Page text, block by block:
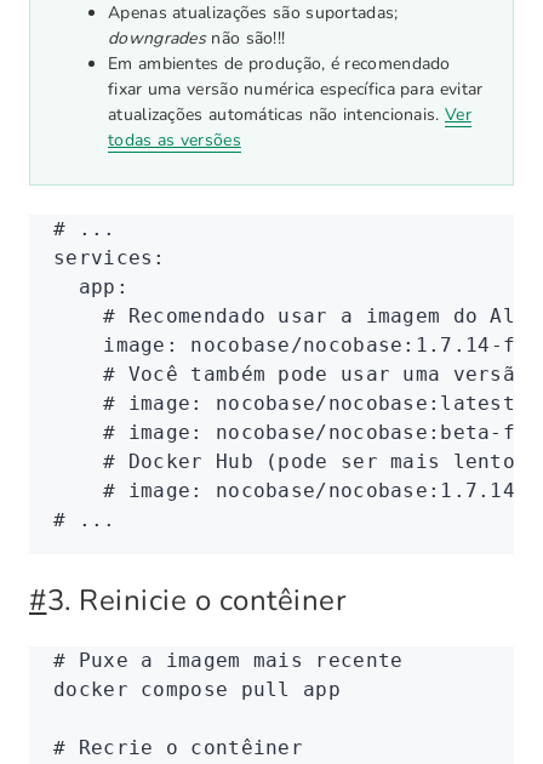
Apenas atualizações são suportadas;
downgradesnão são!!!
Em ambientes de produção, é recomendado
fixar uma versão numérica específica para evitar
atualizações automáticas não intencionais. Ver
todas as versões
# ...
services :
  app
:
# Recomendado usar a imagem do
    image
:
nocobase/nocobase:1.7.14-
# Você também pode usar uma versão
# image: nocobase/nocobase:latest-
# image: nocobase/nocobase:beta-
# Docker Hub (pode ser mais lento/
# image: nocobase/nocobase:1.7.14-
# ...
#3. Reinicie o contêiner
# Puxe a imagem mais recente
docker compose pull app
# Recrie o contêiner